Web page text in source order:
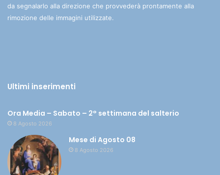
da segnalarlo alla direzione che provvederà prontamente alla
rimozione delle immagini utilizzate.
Ultimi inserimenti
Ora Media – Sabato – 2° settimana del salterio
8 Agosto 2026
Mese di Agosto 08
8 Agosto 2026